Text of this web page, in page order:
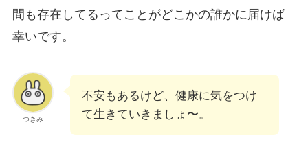
間も存在してるってことがどこかの誰かに届けば
幸いです。
つきみ
不安もあるけど、健康に気をつけ
て生きていきましょ〜。